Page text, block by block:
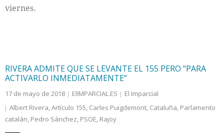
viernes.
RIVERA ADMITE QUE SE LEVANTE EL 155 PERO “PARA
ACTIVARLO INMEDIATAMENTE”
17 de mayo de 2018 ElIMPARCIAL.ES
El Imparcial
Albert Rivera,Artículo 155, Carles Puigdemont, Cataluña, Parlamento
catalán, Pedro Sánchez, PSOE, Rajoy